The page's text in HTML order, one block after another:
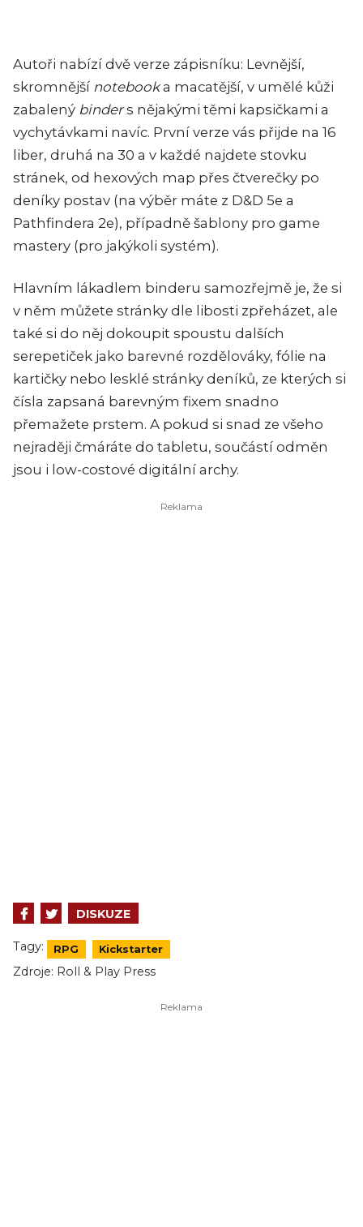
Autoři nabízí dvě verze zápisníku: Levnější,
skromnější notebooka macatější, v umělé kůži
zabalený binders nějakými těmi kapsičkami a
vychytávkami navíc. První verze vás přijde na 16
liber, druhá na 30 a v každé najdete stovku
stránek, od hexových map přes čtverečky po
deníky postav (na výběr máte z D&D 5e a
Pathfindera 2e), případně šablony pro game
mastery (pro jakýkoli systém).
Hlavním lákadlem binderu samozřejmě je, že si
v něm můžete stránky dle libosti zpřeházet, ale
také si do něj dokoupit spoustu dalších
serepetiček jako barevné rozdělováky, fólie na
kartičky nebo lesklé stránky deníků, ze kterých si
čísla zapsaná barevným fixem snadno
přemažete prstem. A pokud si snad ze všeho
nejraději čmáráte do tabletu, součástí odměn
jsou i low-costové digitální archy.
DISKUZE
Tagy: RPG Kickstarter
Zdroje: Roll & Play Press